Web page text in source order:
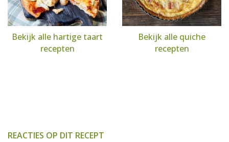
Bekijk alle hartige taart
recepten
Bekijk alle quiche
recepten
REACTIES OP DIT RECEPT